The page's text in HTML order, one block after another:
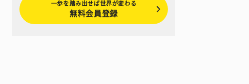
一歩を踏み出せば世界が変わる
無料会員登録